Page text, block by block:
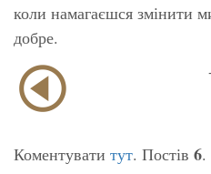
коли намагаєшся змінити
добре.
Коментувати тут. Постів 6.